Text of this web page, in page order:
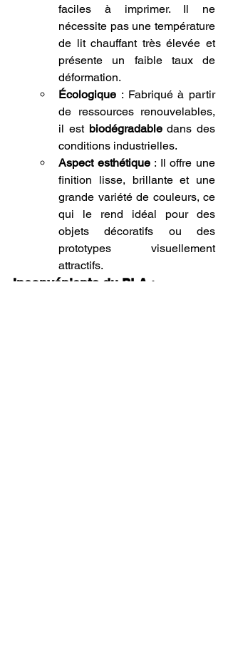
faciles à imprimer. Il ne
nécessite pas une température
de lit chauffant très élevée et
présente un faible taux de
déformation.
Écologique : Fabriqué à partir
de ressources renouvelables,
il est biodégradable dans des
conditions industrielles.
Aspect esthétique : Il offre une
finition lisse, brillante et une
grande variété de couleurs, ce
qui le rend idéal pour des
objets décoratifs ou des
prototypes visuellement
attractifs.
Inconvénients du PLA :